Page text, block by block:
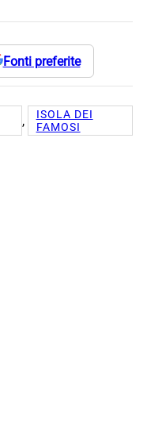
Fonti preferite
,
ISOLA DEI
FAMOSI